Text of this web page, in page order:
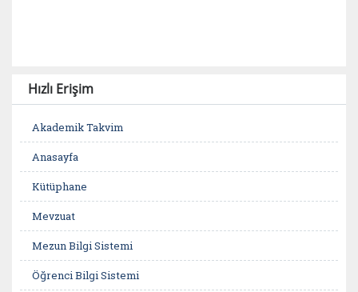
Hızlı Erişim
Akademik Takvim
Anasayfa
Kütüphane
Mevzuat
Mezun Bilgi Sistemi
Öğrenci Bilgi Sistemi